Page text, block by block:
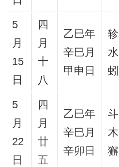
5
月
15
日
四
月
十
八
乙巳年
辛巳月
甲申日
轸
水
蚓
5
月
22
日
四
月
廿
五
乙巳年
辛巳月
辛卯日
斗
木
獬